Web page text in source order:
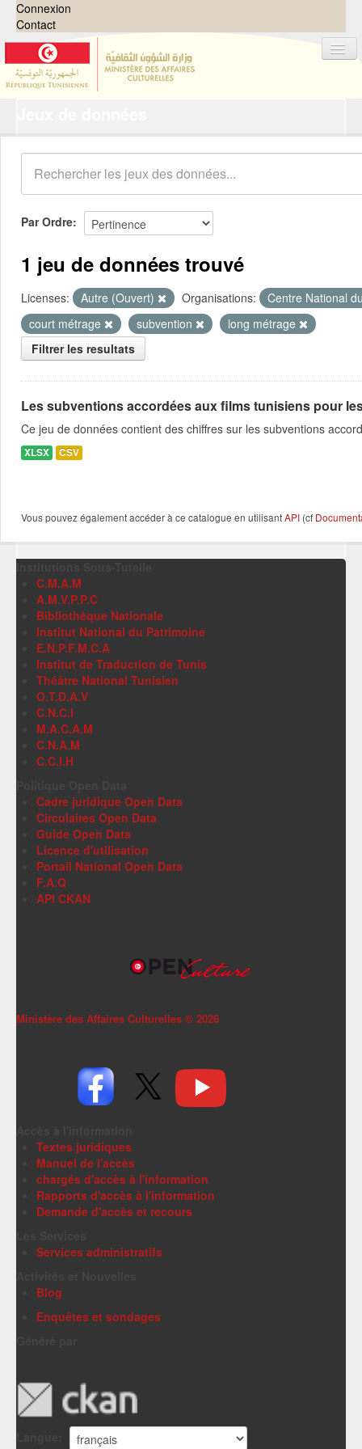
Connexion
Contact
Organisations
Groupes
Demandes 0
À propos
Par Ordre
1 jeu de données trouvé
Licenses: Autre (Ouvert) Organisations:
Centre National
court métrage
subvention
long métrage
Filtrer les resultats
Les subventions accordées aux films tunisiens pour
Ce jeu de données contient des chiffres sur les subventions
XLSX CSV
Vous pouvez également accéder à ce catalogue en utilisantAPI (cf
C.M.A.M
A.M.V.P.P.C
Bibliothèque Nationale
Institut National du Patrimoine
E.N.P.F.M.C.A
Institut de Traduction de Tunis
Théâtre National Tunisien
O.T.D.A.V
C.N.C.I
M.A.C.A.M
C.N.A.M
C.C.I.H
Cadre juridique Open Data
Circulaires Open Data
Guide Open Data
Licence d'utilisation
Portail National Open Data
F.A.Q
API CKAN
Ministère des Affaires Culturelles © 2026
Textes juridiques
Manuel de l'accès
chargés d'accès à l'information
Rapports d'accès à l'information
Demande d'accès et recours
Services administratifs
Blog
Enquêtes et sondages